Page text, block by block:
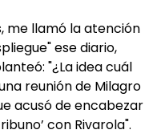
me llamó la atención
ese diario,
"¿La idea cuál
reunión de Milagro
acusó de encabezar
con Rivarola".